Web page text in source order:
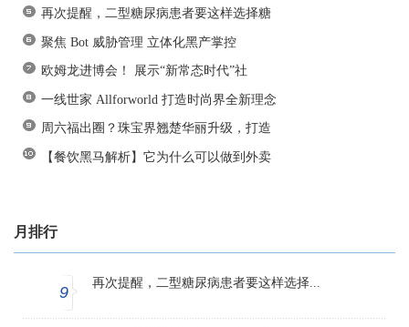
再次提醒，二型糖尿病患者要这样选择糖
聚焦 Bot 威胁管理 立体化黑产掌控
欧姆龙进博会！ 展示“新常态时代”社
一线世家 Allforworld 打造时尚界全新理念
周六福出圈？珠宝界翘楚华丽升级，打造
【餐饮黑马解析】它为什么可以做到外卖
月排行
9
再次提醒，二型糖尿病患者要这样选择...